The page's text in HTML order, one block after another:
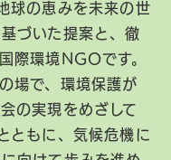
球の恵みを未来の世
づいた提案と、徹
際環境NGOです。
場で、環境保護が
の実現をめざして
ともに、気候危機に